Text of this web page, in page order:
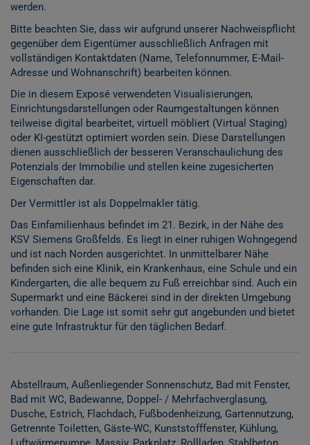
werden.
Bitte beachten Sie, dass wir aufgrund unserer Nachweispflicht
gegenüber dem Eigentümer ausschließlich Anfragen mit
vollständigen Kontaktdaten (Name, Telefonnummer, E-Mail-
Adresse und Wohnanschrift) bearbeiten können.
Die in diesem Exposé verwendeten Visualisierungen,
Einrichtungsdarstellungen oder Raumgestaltungen können
teilweise digital bearbeitet, virtuell möbliert (Virtual Staging)
oder KI-gestützt optimiert worden sein. Diese Darstellungen
dienen ausschließlich der besseren Veranschaulichung des
Potenzials der Immobilie und stellen keine zugesicherten
Eigenschaften dar.
Der Vermittler ist als Doppelmakler tätig.
Das Einfamilienhaus befindet im 21. Bezirk, in der Nähe des
KSV Siemens Großfelds. Es liegt in einer ruhigen Wohngegend
und ist nach Norden ausgerichtet. In unmittelbarer Nähe
befinden sich eine Klinik, ein Krankenhaus, eine Schule und ein
Kindergarten, die alle bequem zu Fuß erreichbar sind. Auch ein
Supermarkt und eine Bäckerei sind in der direkten Umgebung
vorhanden. Die Lage ist somit sehr gut angebunden und bietet
eine gute Infrastruktur für den täglichen Bedarf.
Abstellraum Außenliegender Sonnenschutz Bad mit Fenster
Bad mit WC Badewanne Doppel- / Mehrfachverglasung
Dusche Estrich Flachdach Fußbodenheizung Gartennutzung
Getrennte Toiletten Gäste-WC Kunststofffenster Kühlung